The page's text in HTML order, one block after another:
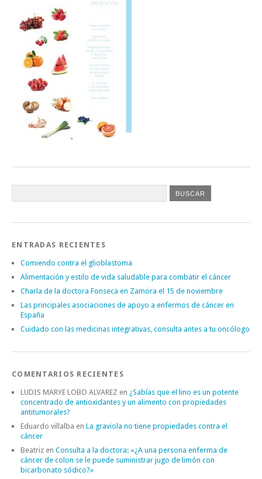
ENTRADAS RECIENTES
Comiendo contra el glioblastoma
Alimentación y estilo de vida saludable para combatir el cáncer
Charla de la doctora Fonseca en Zamora el 15 de noviembre
Las principales asociaciones de apoyo a enfermos de cáncer en
España
Cuidado con las medicinas integrativas, consulta antes a tu oncólogo
COMENTARIOS RECIENTES
LUDIS MARYE LOBO ALVAREZ en ¿Sabías que el lino es un potente
concentrado de antioxidantes y un alimento con propiedades
antitumorales?
Eduardo villalba en La graviola no tiene propiedades contra el
cáncer
Beatriz en Consulta a la doctora: «¿A una persona enferma de
cáncer de colon se le puede suministrar jugo de limón con
bicarbonato sódico?»